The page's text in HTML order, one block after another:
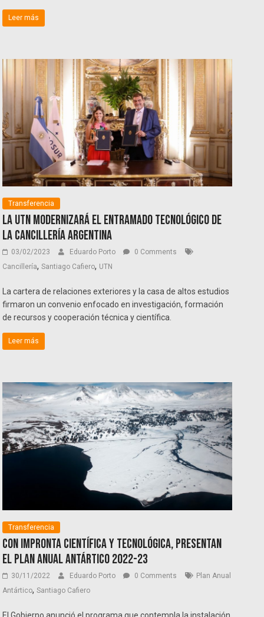
Leer más
Transferencia
La UTN modernizará el entramado tecnológico de
la Cancillería Argentina
03/02/2023 Eduardo Porto
0 Comments
Cancillería,Santiago Cafiero, UTN
La cartera de relaciones exteriores y la casa de altos estudios
firmaron un convenio enfocado en investigación, formación
de recursos y cooperación técnica y científica.
Leer más
Transferencia
Con impronta científica y tecnológica, presentan
el Plan Anual Antártico 2022-23
30/11/2022 Eduardo Porto 0 Comments
Plan Anual
Antártico,Santiago Cafiero
El Gobierno anunció el programa que contempla la instalación